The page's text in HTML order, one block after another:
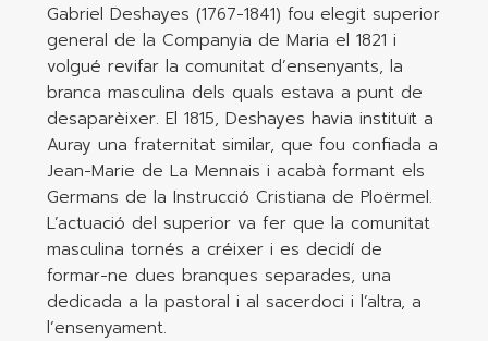
Gabriel Deshayes (1767-1841) fou elegit superior
general de la Companyia de Maria el 1821 i
volgué revifar la comunitat d’ensenyants, la
branca masculina dels quals estava a punt de
desaparèixer. El 1815, Deshayes havia instituït a
Auray una fraternitat similar, que fou confiada a
Jean-Marie de La Mennais i acabà formant els
Germans de la Instrucció Cristiana de Ploërmel.
L’actuació del superior va fer que la comunitat
masculina tornés a créixer i es decidí de
formar-ne dues branques separades, una
dedicada a la pastoral i al sacerdoci i l’altra, a
l’ensenyament.